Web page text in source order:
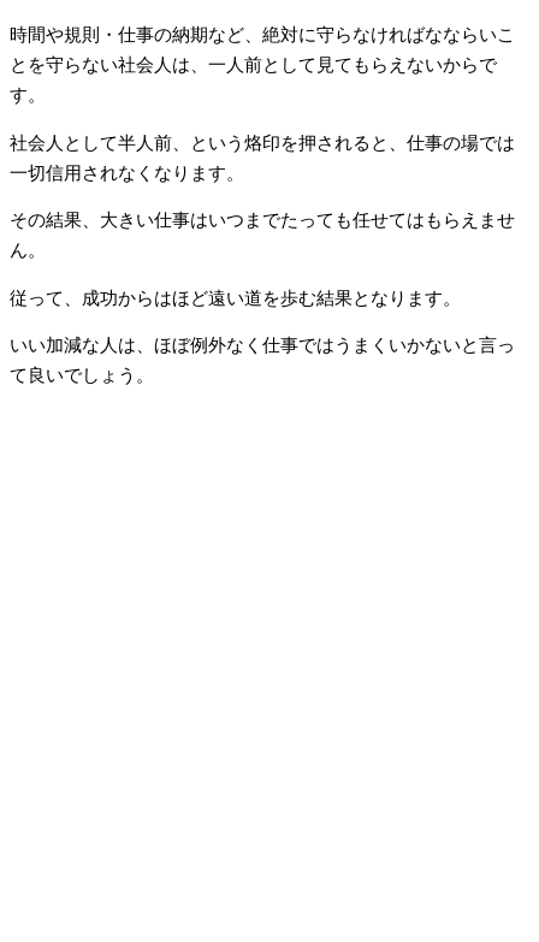
時間や規則・仕事の納期など、絶対に守らなければなならいこ
とを守らない社会人は、一人前として見てもらえないからで
す。
社会人として半人前、という烙印を押されると、仕事の場では
一切信用されなくなります。
その結果、大きい仕事はいつまでたっても任せてはもらえませ
ん。
従って、成功からはほど遠い道を歩む結果となります。
いい加減な人は、ほぼ例外なく仕事ではうまくいかないと言っ
て良いでしょう。